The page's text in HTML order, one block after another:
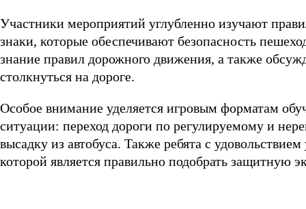
Участники мероприятий углубленно изучают
знаки, которые обеспечивают безопасность
знание правил дорожного движения, а также
столкнуться на дороге.
Особое внимание уделяется игровым форматам
ситуации: переход дороги по регулируемому и
высадку из автобуса. Также ребята с
которой является правильно подобрать защитную